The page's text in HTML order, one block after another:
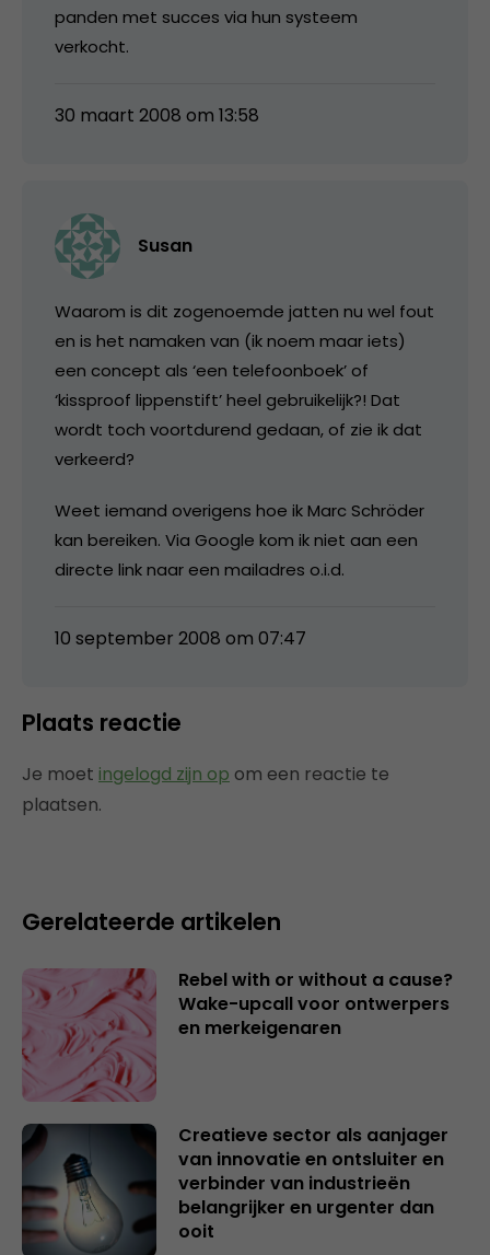
panden met succes via hun systeem
verkocht.
30 maart 2008 om 13:58
Susan
Waarom is dit zogenoemde jatten nu wel fout
en is het namaken van (ik noem maar iets)
een concept als ‘een telefoonboek’ of
‘kissproof lippenstift’ heel gebruikelijk?! Dat
wordt toch voortdurend gedaan, of zie ik dat
verkeerd?
Weet iemand overigens hoe ik Marc Schröder
kan bereiken. Via Google kom ik niet aan een
directe link naar een mailadres o.i.d.
10 september 2008 om 07:47
Plaats reactie
Je moet ingelogd zijn op om een reactie te
plaatsen.
Gerelateerde artikelen
Rebel with or without a cause?
Wake-upcall voor ontwerpers
en merkeigenaren
Creatieve sector als aanjager
van innovatie en ontsluiter en
verbinder van industrieën
belangrijker en urgenter dan
ooit